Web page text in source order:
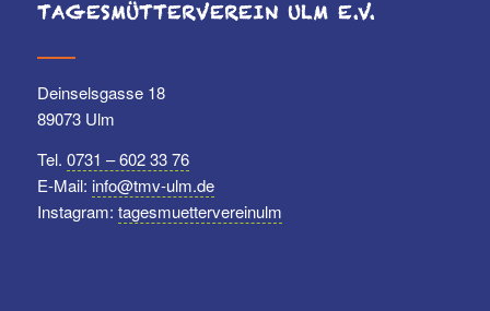
TAGESMÜTTERVEREIN ULM E.V.
Deinselsgasse 18
89073 Ulm
Tel. 0731 – 602 33 76
E-Mail: info@tmv-ulm.de
Instagram: tagesmuettervereinulm